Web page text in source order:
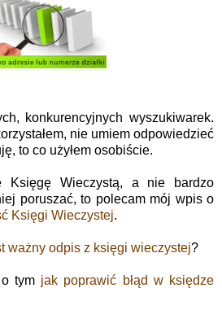
konkurencyjnych wyszukiwarek.
nie umiem odpowiedzieć
to co użyłem osobiście.
Księgę Wieczystą, a nie bardzo
poruszać, to polecam mój wpis o
Księgi Wieczystej.
ważny odpis z księgi wieczystej?
o tym jak poprawić błąd w księdze